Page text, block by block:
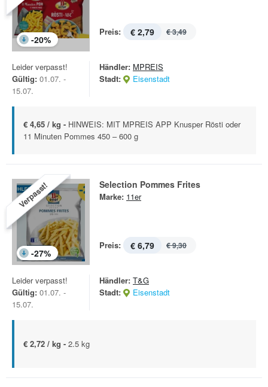
-20%
Preis: € 2,79 € 3,49
Leider verpasst!
Gültig: 01.07. -
15.07.
Händler: MPREIS
Stadt:
Eisenstadt
€ 4,65 / kg - HINWEIS: MIT MPREIS APP Knusper Rösti oder
11 Minuten Pommes 450 – 600 g
Verpasst!
-27%
Selection Pommes Frites
Marke: 11er
Preis: € 6,79 € 9,30
Leider verpasst!
Gültig: 01.07. -
15.07.
Händler: T&G
Stadt:
Eisenstadt
€ 2,72 / kg - 2.5 kg